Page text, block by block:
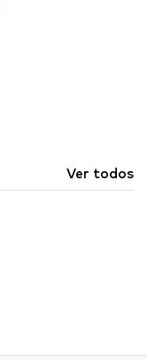
Ver todos